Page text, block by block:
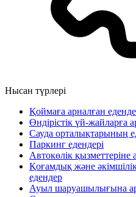
Нысан түрлері
Қоймаға арналған
Өндірістік үй-жайларға
Сауда орталықтарының
Паркинг едендері
Автокөлік
Қоғамдық және
едендер
Ауыл шаруашылығына